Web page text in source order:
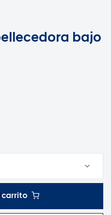
bajo
carrito